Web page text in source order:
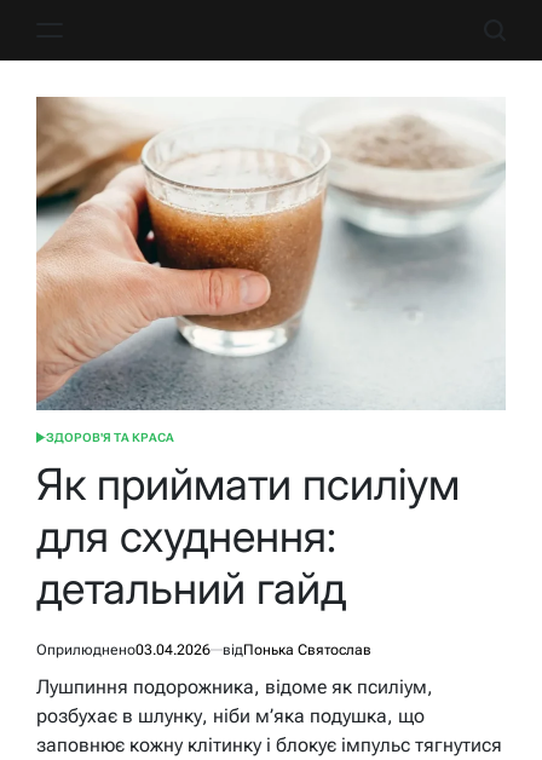
ОПУБЛІКУВАТИ
ЗДОРОВ'Я ТА КРАСА
Як приймати псиліум
для схуднення:
детальний гайд
Оприлюднено03.04.2026 відПонька Святослав
Лушпиння подорожника, відоме як псиліум,
розбухає в шлунку, ніби м’яка подушка, що
заповнює кожну клітинку і блокує імпульс тягнутися